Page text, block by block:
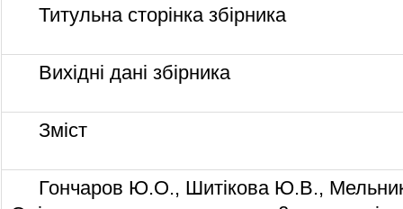
Титульна сторінка збірника
Вихідні дані збірника
Зміст
Гончаров Ю.О., Шитікова Ю.В., Мельник